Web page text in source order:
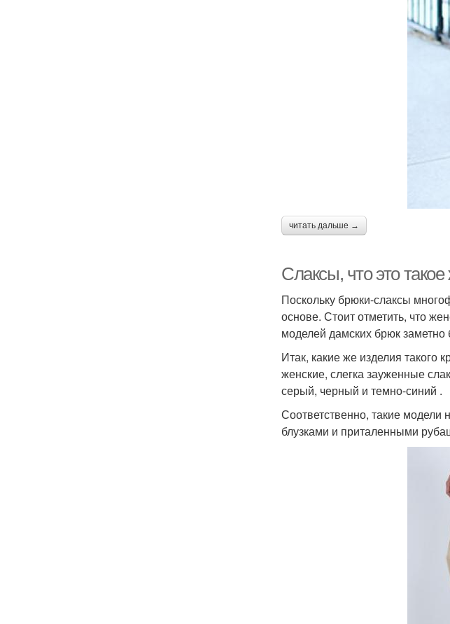
читать дальше →
Слаксы, что это
Поскольку брюки-слаксы
основе. Стоит отметить, что
моделей дамских брюк
Итак, какие же изделия такого
женские, слегка зауженные
серый, черный и темно-синий .
Соответственно, такие модели
блузками и приталенными